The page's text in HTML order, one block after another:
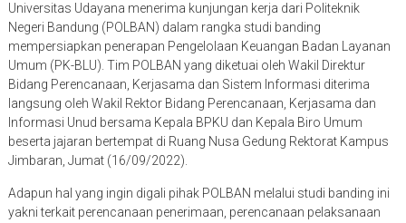
Universitas Udayana menerima kunjungan kerja dari Politeknik
Negeri Bandung (POLBAN) dalam rangka studi banding
mempersiapkan penerapan Pengelolaan Keuangan Badan Layanan
Umum (PK-BLU). Tim POLBAN yang diketuai oleh Wakil Direktur
Bidang Perencanaan, Kerjasama dan Sistem Informasi diterima
langsung oleh Wakil Rektor Bidang Perencanaan, Kerjasama dan
Informasi Unud bersama Kepala BPKU dan Kepala Biro Umum
beserta jajaran bertempat di Ruang Nusa Gedung Rektorat Kampus
Jimbaran, Jumat (16/09/2022).
Adapun hal yang ingin digali pihak POLBAN melalui studi banding ini
yakni terkait perencanaan penerimaan, perencanaan pelaksanaan